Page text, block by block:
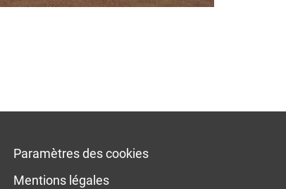
Paramètres des cookies
Mentions légales